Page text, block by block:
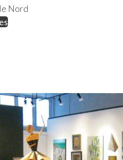
Nord